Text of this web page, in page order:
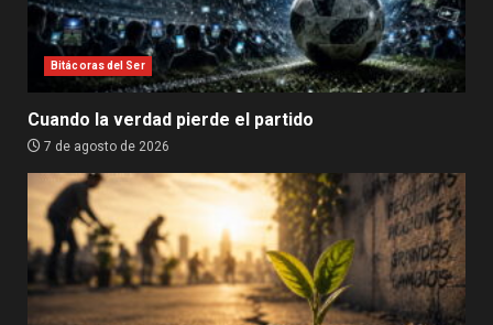
Bitácoras del Ser
Cuando la verdad pierde el partido
7 de agosto de 2026